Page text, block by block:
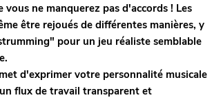
vous ne manquerez pas d'accords ! Les
être rejoués de différentes manières, y
pour un jeu réaliste semblable
d'exprimer votre personnalité musicale
flux de travail transparent et